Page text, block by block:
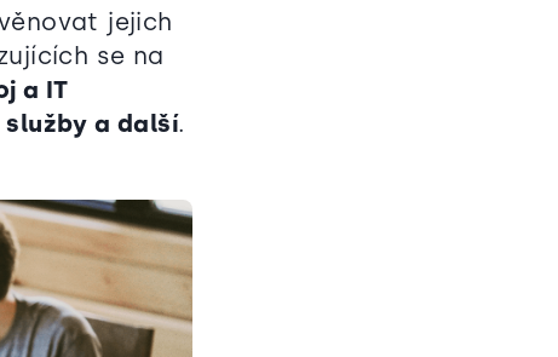
jejich
se na
a IT
služby a další.